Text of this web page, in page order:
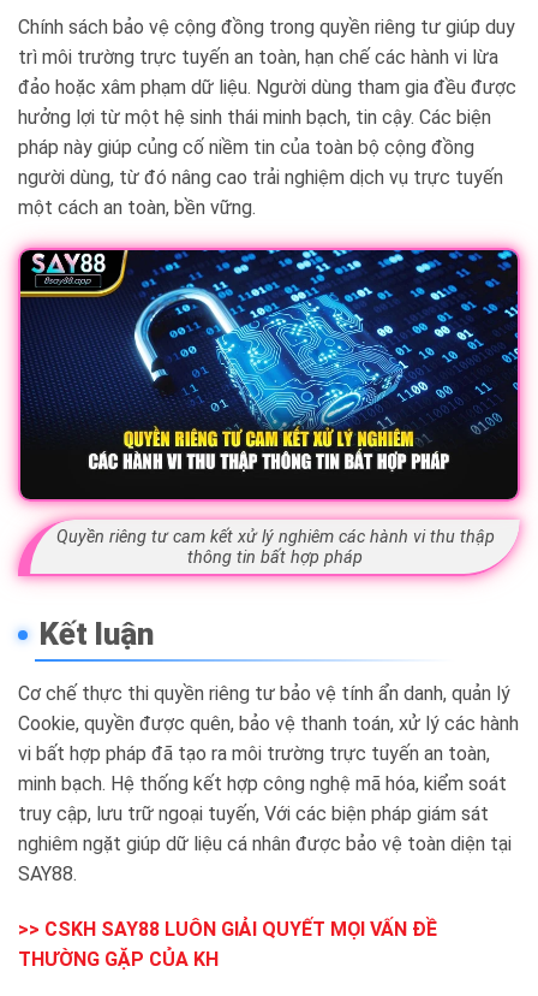
Chính sách bảo vệ cộng đồng trong quyền riêng tư giúp duy
trì môi trường trực tuyến an toàn, hạn chế các hành vi lừa
đảo hoặc xâm phạm dữ liệu. Người dùng tham gia đều được
hưởng lợi từ một hệ sinh thái minh bạch, tin cậy. Các biện
pháp này giúp củng cố niềm tin của toàn bộ cộng đồng
người dùng, từ đó nâng cao trải nghiệm dịch vụ trực tuyến
một cách an toàn, bền vững.
Quyền riêng tư cam kết xử lý nghiêm các hành vi thu thập
thông tin bất hợp pháp
Kết luận
Cơ chế thực thi quyền riêng tư bảo vệ tính ẩn danh, quản lý
Cookie, quyền được quên, bảo vệ thanh toán, xử lý các hành
vi bất hợp pháp đã tạo ra môi trường trực tuyến an toàn,
minh bạch. Hệ thống kết hợp công nghệ mã hóa, kiểm soát
truy cập, lưu trữ ngoại tuyến, Với các biện pháp giám sát
nghiêm ngặt giúp dữ liệu cá nhân được bảo vệ toàn diện tại
SAY88.
>> CSKH SAY88 LUÔN GIẢI QUYẾT MỌI VẤN ĐỀ
THƯỜNG GẶP CỦA KH